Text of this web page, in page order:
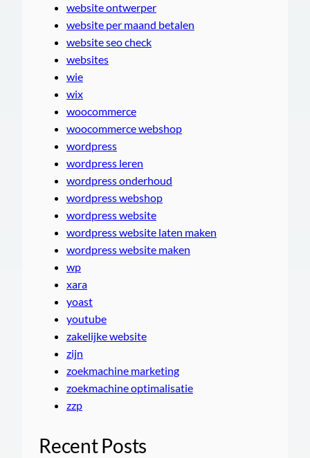
website ontwerper
website per maand betalen
website seo check
websites
wie
wix
woocommerce
woocommerce webshop
wordpress
wordpress leren
wordpress onderhoud
wordpress webshop
wordpress website
wordpress website laten maken
wordpress website maken
wp
xara
yoast
youtube
zakelijke website
zijn
zoekmachine marketing
zoekmachine optimalisatie
zzp
Recent Posts